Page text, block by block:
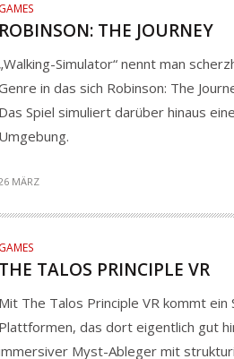
THE JOURNEY
Simulator“ nennt man
in das sich Robinson: The
Spiel simuliert darüber hinaus
MÄRZ
TALOS PRINCIPLE VR
The Talos Principle VR kommt ein
das dort eigentlich gut
Myst-Ableger mit